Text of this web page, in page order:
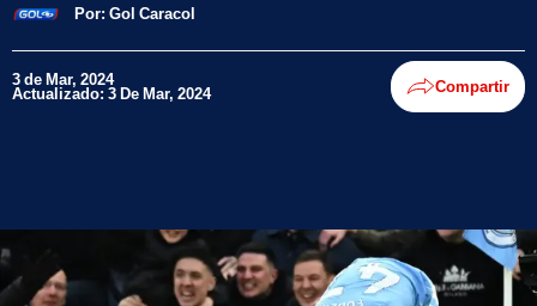
Por: Gol Caracol
3 de Mar, 2024
Actualizado: 3 De Mar, 2024 Compartir